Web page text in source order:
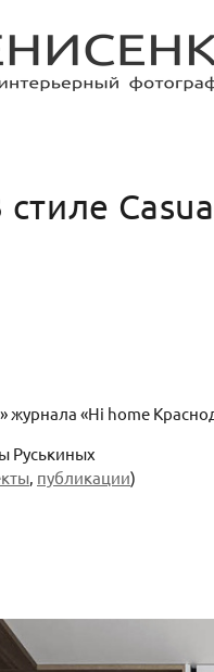
стиле
«Hi home
Руськиных
, публикации)